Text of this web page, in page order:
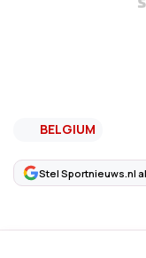
BELGIUM
Stel Sportnieuws.nl